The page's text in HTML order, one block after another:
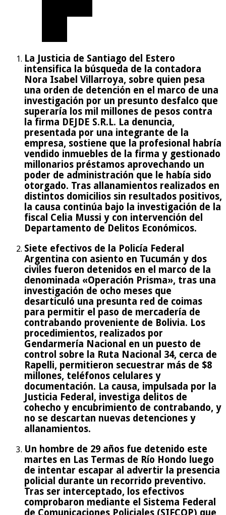
La Justicia de Santiago del Estero
intensifica la búsqueda de la contadora
Nora Isabel Villarroya, sobre quien pesa
una orden de detención en el marco de una
investigación por un presunto desfalco que
superaría los mil millones de pesos contra
la firma DEJDE S.R.L. La denuncia,
presentada por una integrante de la
empresa, sostiene que la profesional habría
vendido inmuebles de la firma y gestionado
millonarios préstamos aprovechando un
poder de administración que le había sido
otorgado. Tras allanamientos realizados en
distintos domicilios sin resultados positivos,
la causa continúa bajo la investigación de la
fiscal Celia Mussi y con intervención del
Departamento de Delitos Económicos.
Siete efectivos de la Policía Federal
Argentina con asiento en Tucumán y dos
civiles fueron detenidos en el marco de la
denominada «Operación Prisma», tras una
investigación de ocho meses que
desarticuló una presunta red de coimas
para permitir el paso de mercadería de
contrabando proveniente de Bolivia. Los
procedimientos, realizados por
Gendarmería Nacional en un puesto de
control sobre la Ruta Nacional 34, cerca de
Rapelli, permitieron secuestrar más de $8
millones, teléfonos celulares y
documentación. La causa, impulsada por la
Justicia Federal, investiga delitos de
cohecho y encubrimiento de contrabando, y
no se descartan nuevas detenciones y
allanamientos.
Un hombre de 29 años fue detenido este
martes en Las Termas de Río Hondo luego
de intentar escapar al advertir la presencia
policial durante un recorrido preventivo.
Tras ser interceptado, los efectivos
comprobaron mediante el Sistema Federal
de Comunicaciones Policiales (SIFCOP) que